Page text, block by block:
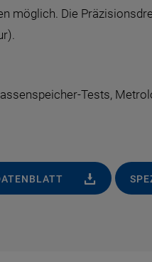
möglich. Die
Tests,